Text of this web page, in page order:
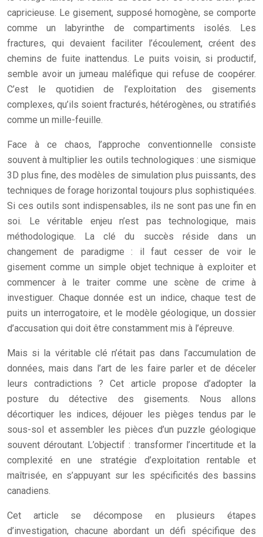
capricieuse. Le gisement, supposé homogène, se comporte
comme un labyrinthe de compartiments isolés. Les
fractures, qui devaient faciliter l’écoulement, créent des
chemins de fuite inattendus. Le puits voisin, si productif,
semble avoir un jumeau maléfique qui refuse de coopérer.
C’est le quotidien de l’exploitation des gisements
complexes, qu’ils soient fracturés, hétérogènes, ou stratifiés
comme un mille-feuille.
Face à ce chaos, l’approche conventionnelle consiste
souvent à multiplier les outils technologiques : une sismique
3D plus fine, des modèles de simulation plus puissants, des
techniques de forage horizontal toujours plus sophistiquées.
Si ces outils sont indispensables, ils ne sont pas une fin en
soi. Le véritable enjeu n’est pas technologique, mais
méthodologique. La clé du succès réside dans un
changement de paradigme : il faut cesser de voir le
gisement comme un simple objet technique à exploiter et
commencer à le traiter comme une scène de crime à
investiguer. Chaque donnée est un indice, chaque test de
puits un interrogatoire, et le modèle géologique, un dossier
d’accusation qui doit être constamment mis à l’épreuve.
Mais si la véritable clé n’était pas dans l’accumulation de
données, mais dans l’art de les faire parler et de déceler
leurs contradictions ? Cet article propose d’adopter la
posture du détective des gisements. Nous allons
décortiquer les indices, déjouer les pièges tendus par le
sous-sol et assembler les pièces d’un puzzle géologique
souvent déroutant. L’objectif : transformer l’incertitude et la
complexité en une stratégie d’exploitation rentable et
maîtrisée, en s’appuyant sur les spécificités des bassins
canadiens.
Cet article se décompose en plusieurs étapes
d’investigation, chacune abordant un défi spécifique des